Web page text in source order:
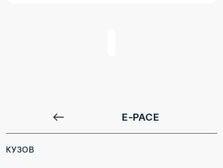
E-PACE
КУЗОВ